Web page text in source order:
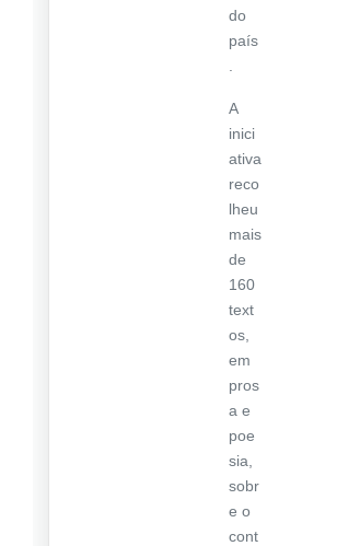
do
país
A
inici
ativa
reco
lheu
mais
de
160
text
os,
em
pros
a e
poe
sia,
sobr
e o
cont